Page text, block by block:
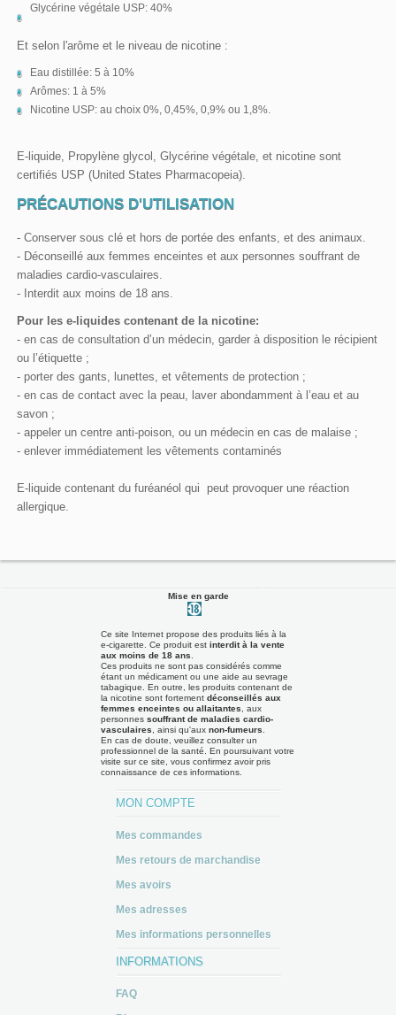
Glycérine végétale USP: 40%
Et selon l'arôme et le niveau de nicotine :
Eau distillée: 5 à 10%
Arômes: 1 à 5%
Nicotine USP: au choix 0%, 0,45%, 0,9% ou 1,8%.
E-liquide, Propylène glycol, Glycérine végétale, et nicotine sont
certifiés USP (United States Pharmacopeia).
PRÉCAUTIONS D'UTILISATION
- Conserver sous clé et hors de portée des enfants, et des animaux.
- Déconseillé aux femmes enceintes et aux personnes souffrant de
maladies cardio-vasculaires.
- Interdit aux moins de 18 ans.
Pour les e-liquides contenant de la nicotine:
- en cas de consultation d’un médecin, garder à disposition le récipient
ou l’étiquette ;
- porter des gants, lunettes, et vêtements de protection ;
- en cas de contact avec la peau, laver abondamment à l’eau et au
savon ;
- appeler un centre anti-poison, ou un médecin en cas de malaise ;
- enlever immédiatement les vêtements contaminés
E-liquide contenant du furéanéol qui peut provoquer une réaction
allergique.
Mise en garde
Ce site Internet propose des produits liés à la
e-cigarette. Ce produit est interdit à la vente
aux moins de 18 ans
Ces produits ne sont pas considérés comme
étant un médicament ou une aide au sevrage
tabagique. En outre, les produits contenant de
la nicotine sont fortement déconseillés aux
femmes enceintes ou allaitantes , aux
personnes souffrant de maladies cardio-
vasculaires , ainsi qu'aux non-fumeurs
En cas de doute, veuillez consulter un
professionnel de la santé. En poursuivant votre
visite sur ce site, vous confirmez avoir pris
connaissance de ces informations.
MON COMPTE
Mes commandes
Mes retours de marchandise
Mes avoirs
Mes adresses
Mes informations personnelles
INFORMATIONS
FAQ